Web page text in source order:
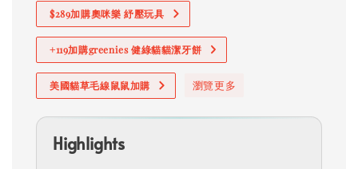
$289加購奧咪樂 紓壓玩具
+119加購greenies 健綠貓貓潔牙餅
美國貓草毛線鼠鼠加購 瀏覽更多
Highlights